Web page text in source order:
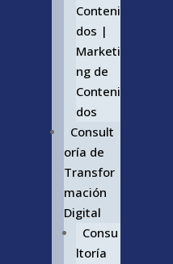
Conteni
dos |
Marketi
ng de
Conteni
dos
Consult
oría de
Transfor
mación
Digital
Consu
ltoría